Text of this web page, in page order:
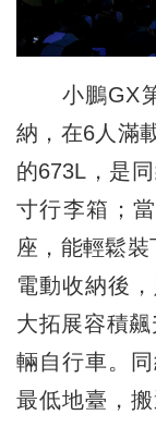
小鵬GX第
納，在6人滿
的673L，是
寸行李箱；
座，能輕鬆
電動收納後
大拓展容積
輛自行車。
最低地臺，